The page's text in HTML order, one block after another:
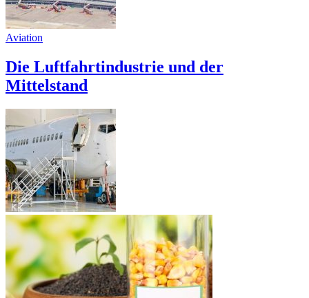
Aviation
Die Luftfahrtindustrie und der
Mittelstand